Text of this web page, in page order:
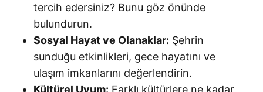
tercih edersiniz? Bunu göz önünde
bulundurun.
Sosyal Hayat ve Olanaklar: Şehrin
sunduğu etkinlikleri, gece hayatını ve
ulaşım imkanlarını değerlendirin.
Kültürel Uyum: Farklı kültürlere ne kadar